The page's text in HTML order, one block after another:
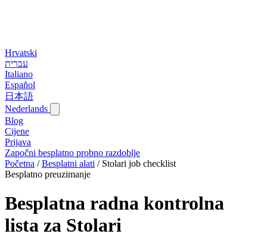
Hrvatski
עברית
Italiano
Español
日本語
Nederlands
Blog‎
Cijene
Prijava
Započni besplatno probno razdoblje
Početna / Besplatni alati / Stolari job checklist
Besplatno preuzimanje
Besplatna radna kontrolna
lista za Stolari